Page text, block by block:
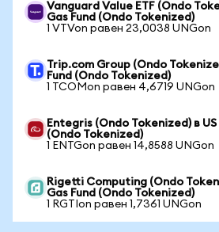
Vanguard Value ETF (Ondo
Gas Fund (Ondo Tokenized)
1 VTVon равен 23,0038 UNGon
Trip.com Group (Ondo
Fund (Ondo Tokenized)
1 TCOMon равен 4,6719 UNGon
Entegris (Ondo Tokenized) в
(Ondo Tokenized)
1 ENTGon равен 14,8588 UNGon
Rigetti Computing (Ondo
Gas Fund (Ondo Tokenized)
1 RGTIon равен 1,7361 UNGon